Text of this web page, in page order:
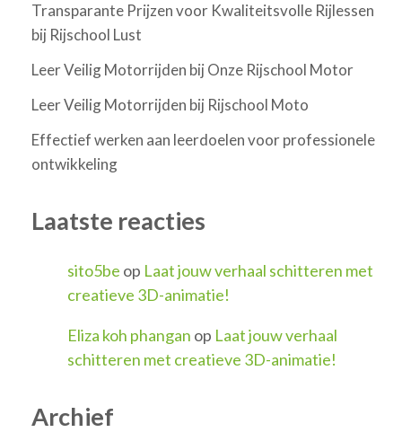
Transparante Prijzen voor Kwaliteitsvolle Rijlessen
bij Rijschool Lust
Leer Veilig Motorrijden bij Onze Rijschool Motor
Leer Veilig Motorrijden bij Rijschool Moto
Effectief werken aan leerdoelen voor professionele
ontwikkeling
Laatste reacties
sito5be op Laat jouw verhaal schitteren met
creatieve 3D-animatie!
Eliza koh phangan op Laat jouw verhaal
schitteren met creatieve 3D-animatie!
Archief